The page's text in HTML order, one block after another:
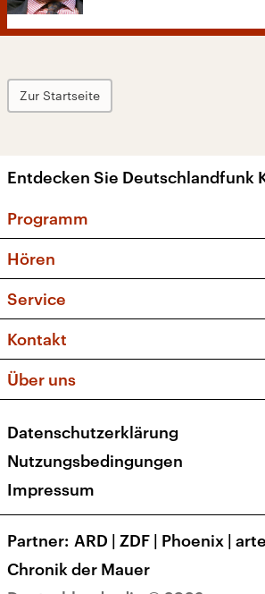
Zur Startseite
Entdecken Sie Deutschlandfunk
Programm
Sendungen und Podcasts
Musikliste
Kakadu – Das Kinderprogramm
Hören
Frequenzen (UKW + DAB+)
Service
FAQ
Apps
Newsletter
Veranstaltungen
Kontakt
Social Media
Über uns
Presse
Karriere
Transparenz
Datenschutzerklärung
Nutzungsbedingungen
Impressum
Partner ARD | ZDF | Phoenix | arte
Chronik der Mauer